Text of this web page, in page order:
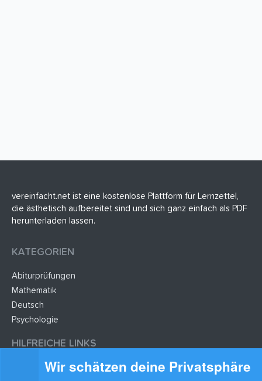
vereinfacht.net ist eine kostenlose Plattform für Lernzettel,
die ästhetisch aufbereitet sind und sich ganz einfach als PDF
herunterladen lassen.
KATEGORIEN
Abiturprüfungen
Mathematik
Deutsch
Psychologie
HILFREICHE LINKS
Lernzettel hochladen
Wir schätzen deine Privatsphäre